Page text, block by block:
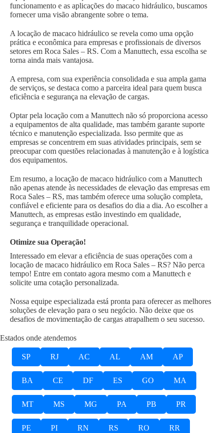
funcionamento e as aplicações do macaco hidráulico, buscamos
fornecer uma visão abrangente sobre o tema.
A locação de macaco hidráulico se revela como uma opção
prática e econômica para empresas e profissionais de diversos
setores em Roca Sales – RS. Com a Manuttech, essa escolha se
torna ainda mais vantajosa.
A empresa, com sua experiência consolidada e sua ampla gama
de serviços, se destaca como a parceira ideal para quem busca
eficiência e segurança na elevação de cargas.
Optar pela locação com a Manuttech não só proporciona acesso
a equipamentos de alta qualidade, mas também garante suporte
técnico e manutenção especializada. Isso permite que as
empresas se concentrem em suas atividades principais, sem se
preocupar com questões relacionadas à manutenção e à logística
dos equipamentos.
Em resumo, a locação de macaco hidráulico com a Manuttech
não apenas atende às necessidades de elevação das empresas em
Roca Sales – RS, mas também oferece uma solução completa,
confiável e eficiente para os desafios do dia a dia. Ao escolher a
Manuttech, as empresas estão investindo em qualidade,
segurança e tranquilidade operacional.
Otimize sua Operação!
Interessado em elevar a eficiência de suas operações com a
locação de macaco hidráulico em Roca Sales – RS? Não perca
tempo! Entre em contato agora mesmo com a Manuttech e
solicite uma cotação personalizada.
Nossa equipe especializada está pronta para oferecer as melhores
soluções de elevação para o seu negócio. Não deixe que os
desafios de movimentação de cargas atrapalhem o seu sucesso.
Estados onde atendemos
SP RJ AC AL AM AP
BA CE DF ES GO MA
MT MS MG PA PB PR
PE PI RN RS RO RR